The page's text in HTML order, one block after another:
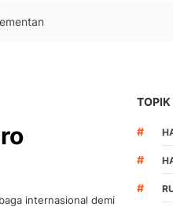
internasional demi
TOPIK
#
#
#